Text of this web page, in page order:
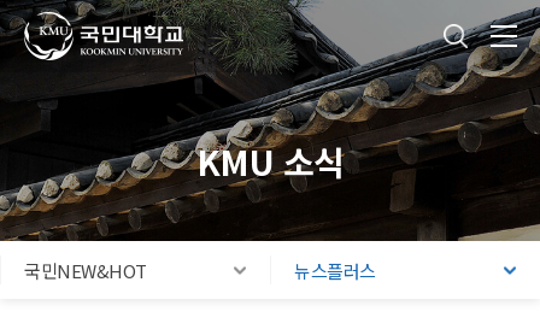
주메뉴 바로가기
본문내용 바로가기
푸터 바로가기
국민대학교
KMU 소식
국민NEW&HOT 뉴스플러스